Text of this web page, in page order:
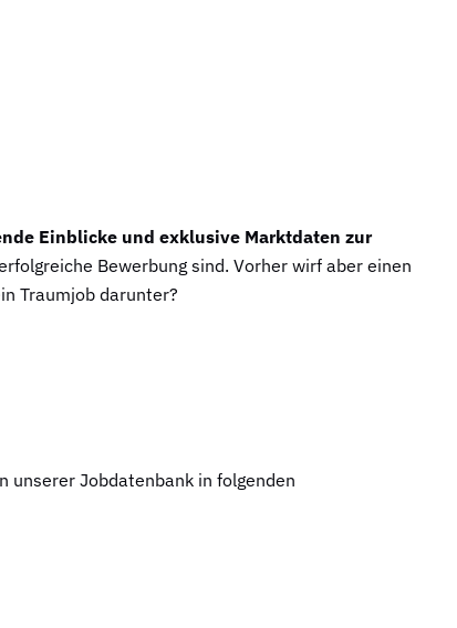
Einblicke und exklusive Marktdaten zur
Bewerbung sind. Vorher wirf aber einen
Traumjob darunter?
unserer Jobdatenbank in folgenden